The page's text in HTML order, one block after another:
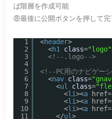
ば階層を作成可能
⑧最後に公開ボタンを押して完
1
2
3
4
5
6
7
8
9
10
11
<header>
<h1 class="logo"
<!--.logo-->
<!--PC用のナビゲー
<nav class=
<ul class=
<li><a
<li><a
<li><a
</ul>